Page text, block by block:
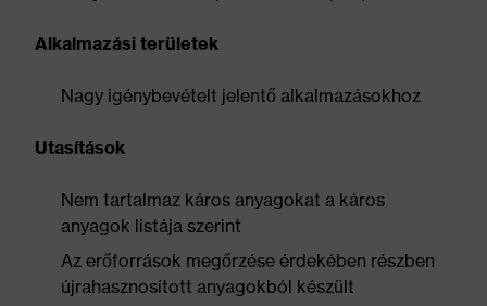
Alkalmazási területek
Nagy igénybevételt jelentő alkalmazásokhoz
Utasítások
Nem tartalmaz káros anyagokat a káros
anyagok listája szerint
Az erőforrások megőrzése érdekében részben
újrahasznosított anyagokból készült